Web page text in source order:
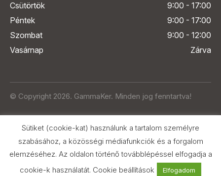
Csütörtök
9:00 - 17:00
Péntek
9:00 - 17:00
Szombat
9:00 - 12:00
Vasárnap
Zárva
© Copyright 2026. GammaKer. Minden jog fenntartva!
Árak és paraméterek összehasonlítása
Sütiket (cookie-kat) használunk a tartalom személyre
szabásához, a közösségi médiafunkciók és a forgalom
elemzéséhez. Az oldalon történő továbblépéssel elfogadja a
cookie-k használatát. Cookie beállítások Elfogadom